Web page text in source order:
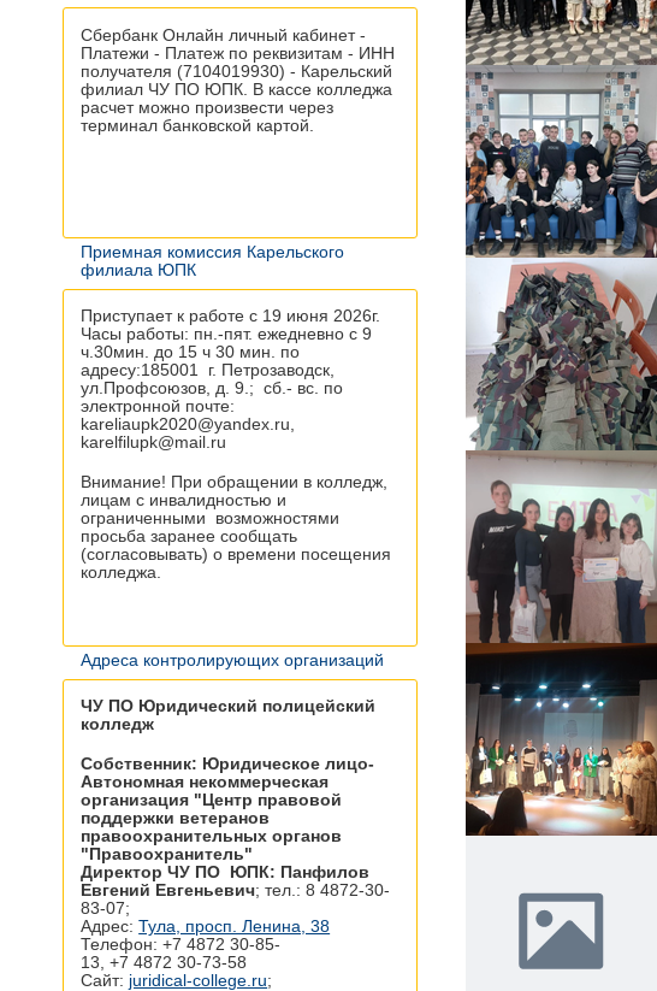
Сбербанк Онлайн личный кабинет -
Платежи - Платеж по реквизитам - ИНН
получателя (7104019930) - Карельский
филиал ЧУ ПО ЮПК. В кассе колледжа
расчет можно произвести через
терминал банковской картой.
Приемная комиссия Карельского
филиала ЮПК
Приступает к работе с 19 июня 2026г.
Часы работы: пн.-пят. ежедневно с 9
ч.30мин. до 15 ч 30 мин. по
адресу:185001 г. Петрозаводск,
ул.Профсоюзов, д. 9.; сб.- вс. по
электронной почте:
kareliaupk2020@yandex.ru,
karelfilupk@mail.ru
Внимание! При обращении в колледж,
лицам с инвалидностью и
ограниченными возможностями
просьба заранее сообщать
(согласовывать) о времени посещения
колледжа.
Адреса контролирующих организаций
ЧУ ПО Юридический полицейский
колледж
Собственник: Юридическое лицо-
Автономная некоммерческая
организация "Центр правовой
поддержки ветеранов
правоохранительных органов
"Правоохранитель"
Директор ЧУ ПО ЮПК: Панфилов
Евгений Евгеньевич; тел.: 8 4872-30-
83-07;
Адрес:Тула, просп. Ленина, 38
Телефон: +7 4872 30‑85-
13, +7 4872 30‑73-58
Сайт: juridical-college.ru;